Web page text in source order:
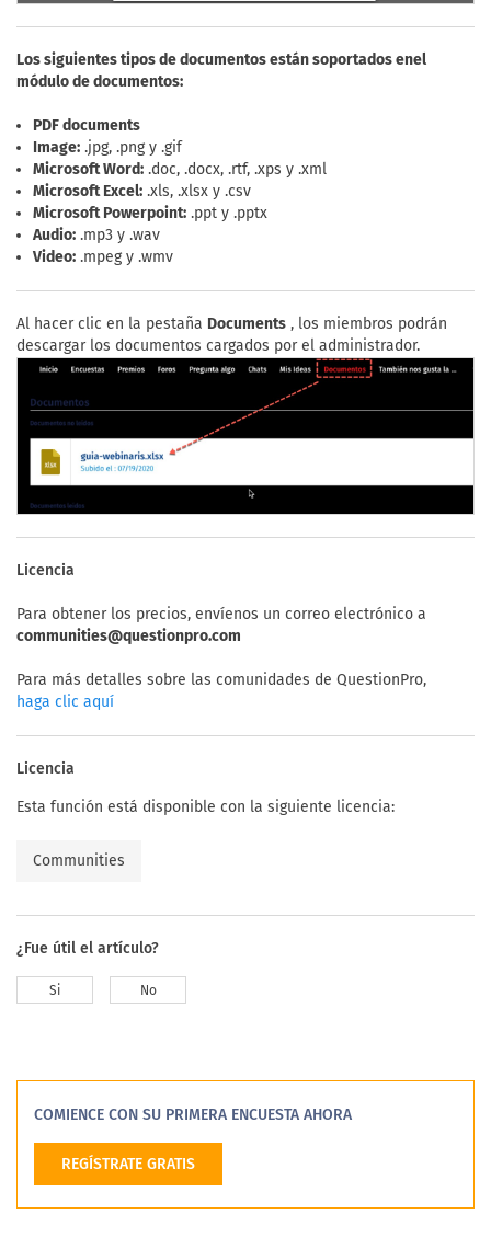
Los siguientes tipos de documentos están soportados enel
módulo de documentos:
PDF documents
Image: .jpg, .png y .gif
Microsoft Word: .doc, .docx, .rtf, .xps y .xml
Microsoft Excel: .xls, .xlsx y .csv
Microsoft Powerpoint: .ppt y .pptx
Audio: .mp3 y .wav
Video: .mpeg y .wmv
Al hacer clic en la pestaña Documents , los miembros podrán
descargar los documentos cargados por el administrador.
Licencia
Para obtener los precios, envíenos un correo electrónico a
communities@questionpro.com
Para más detalles sobre las comunidades de QuestionPro,
haga clic aquí
Licencia
Esta función está disponible con la siguiente licencia:
Communities
¿Fue útil el artículo?
Si No
COMIENCE CON SU PRIMERA ENCUESTA AHORA
REGÍSTRATE GRATIS